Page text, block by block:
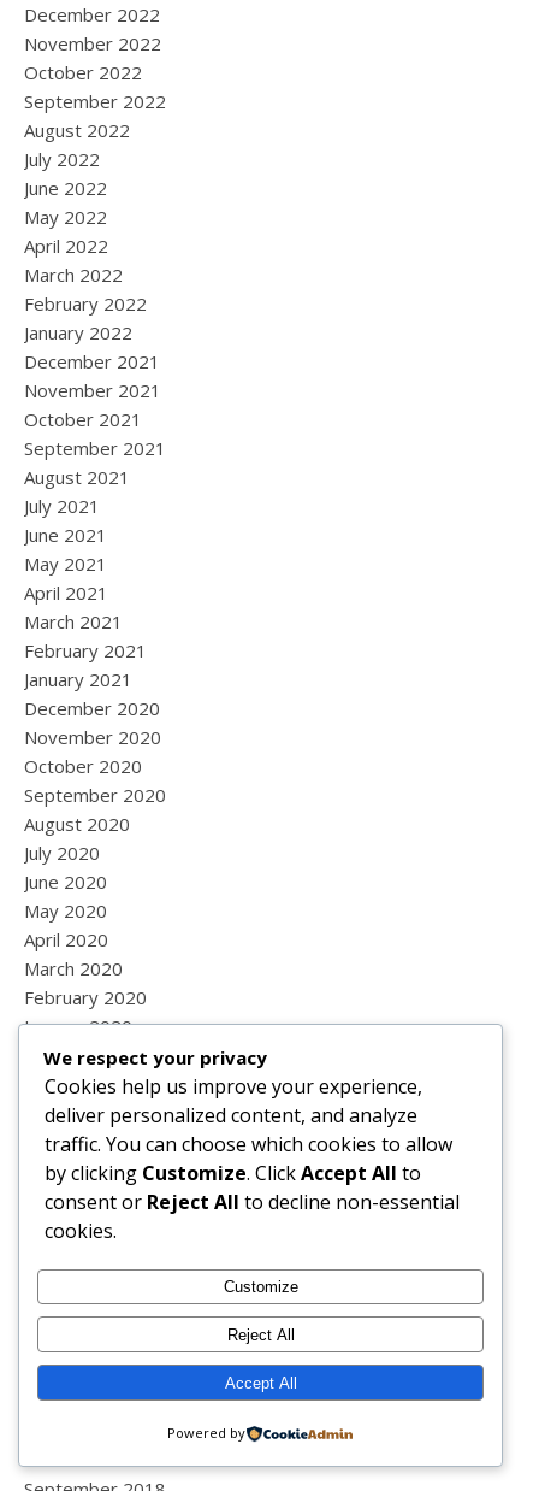
December 2022
November 2022
October 2022
September 2022
August 2022
July 2022
June 2022
May 2022
April 2022
March 2022
February 2022
January 2022
December 2021
November 2021
October 2021
September 2021
August 2021
July 2021
June 2021
May 2021
April 2021
March 2021
February 2021
January 2021
December 2020
November 2020
October 2020
September 2020
August 2020
July 2020
June 2020
May 2020
April 2020
March 2020
February 2020
January 2020
December 2019
November 2019
October 2019
September 2019
August 2019
July 2019
June 2019
March 2019
February 2019
January 2019
December 2018
We respect your privacy
Cookies help us improve your experience,
deliver personalized content, and analyze
traffic. You can choose which cookies to allow
by clicking Customize. ClickAccept All to
consent or Reject All to decline non-essential
cookies.
Customize
Reject All
Accept All
Powered by